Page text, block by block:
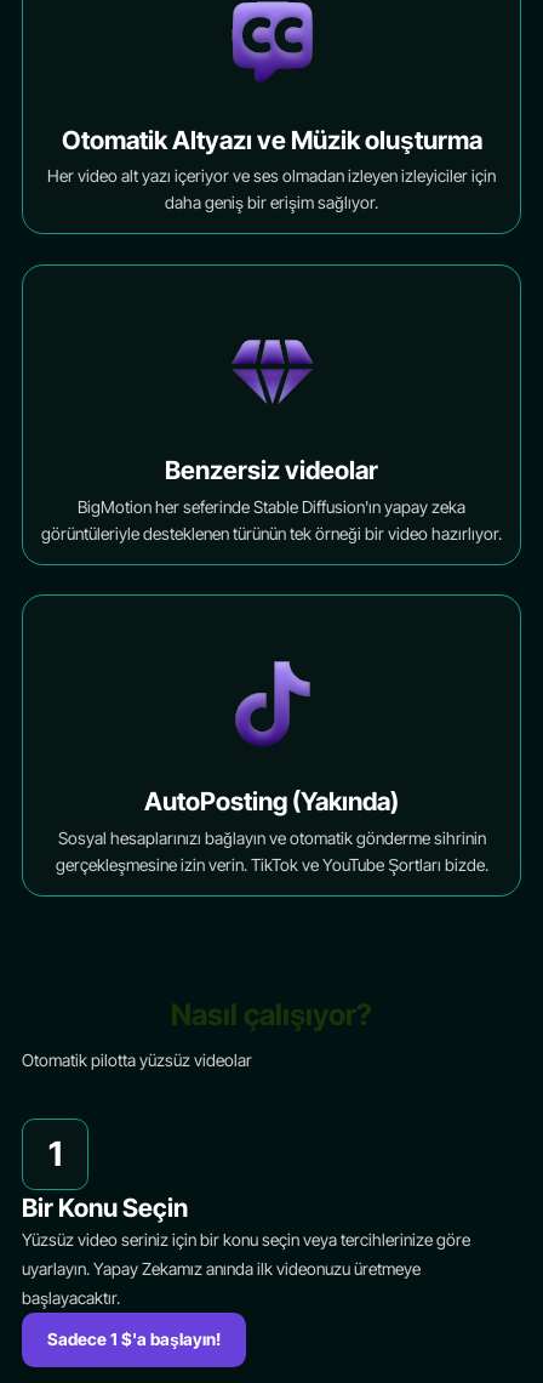
Otomatik Altyazı ve Müzik oluşturma
Her video alt yazı içeriyor ve ses olmadan izleyen izleyiciler için
daha geniş bir erişim sağlıyor.
Benzersiz videolar
BigMotion her seferinde Stable Diffusion'ın yapay zeka
görüntüleriyle desteklenen türünün tek örneği bir video hazırlıyor.
AutoPosting (Yakında)
Sosyal hesaplarınızı bağlayın ve otomatik gönderme sihrinin
gerçekleşmesine izin verin. TikTok ve YouTube Şortları bizde.
Nasıl çalışıyor?
Otomatik pilotta yüzsüz videolar
1
Bir Konu Seçin
Yüzsüz video seriniz için bir konu seçin veya tercihlerinize göre
uyarlayın. Yapay Zekamız anında ilk videonuzu üretmeye
başlayacaktır.
Sadece 1 $'a başlayın!